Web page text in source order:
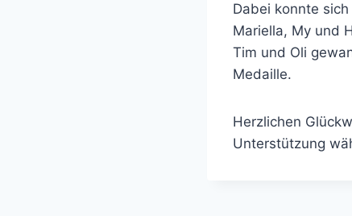
Dabei konnte
Mariella, My und
Tim und Oli
Medaille.
Herzlichen
Unterstützung